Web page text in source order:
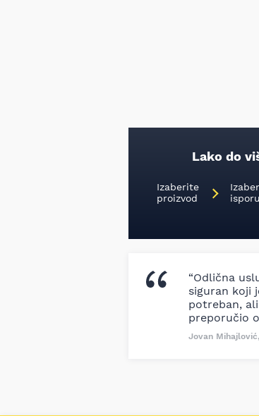
Lako do
Izaberite
proizvod
“Odlična
siguran koji
potreban,
preporučio
Jovan